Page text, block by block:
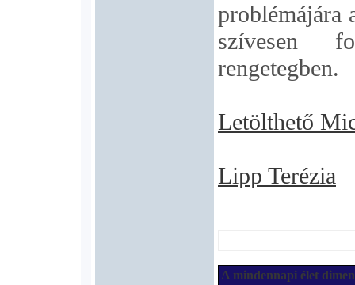
problémájára
szívesen
rengetegben.
Letölthető
Lipp Terézia
A mindennapi élet